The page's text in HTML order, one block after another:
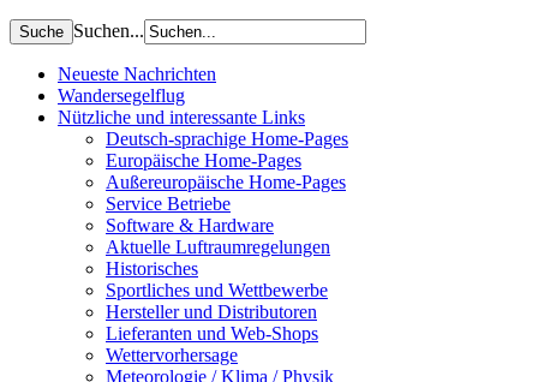
Suchen...
Neueste Nachrichten
Wandersegelflug
Nützliche und interessante Links
Deutsch-sprachige Home-Pages
Europäische Home-Pages
Außereuropäische Home-Pages
Service Betriebe
Software & Hardware
Aktuelle Luftraumregelungen
Historisches
Sportliches und Wettbewerbe
Hersteller und Distributoren
Lieferanten und Web-Shops
Wettervorhersage
Meteorologie / Klima / Physik